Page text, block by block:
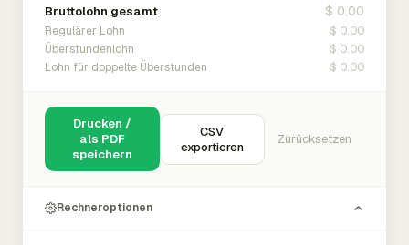
Bruttolohn gesamt $ 0.00
Regulärer Lohn $ 0.00
Überstundenlohn $ 0.00
Lohn für doppelte Überstunden $ 0.00
Drucken /
als PDF
speichern
CSV
exportieren
Zurücksetzen
Rechneroptionen